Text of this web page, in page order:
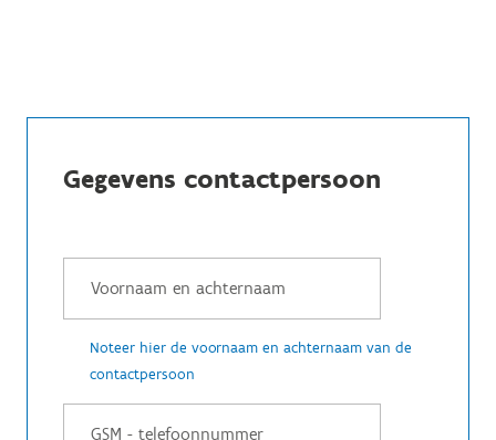
Gegevens contactpersoon
Noteer hier de voornaam en achternaam van de
contactpersoon